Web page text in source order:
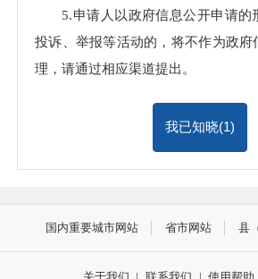
5.申请人以政府信息公开申请的
投诉、举报等活动的，将不作为政府
理，请通过相应渠道提出。
我已知晓(1)
国内重要城市网站 省市网站 县